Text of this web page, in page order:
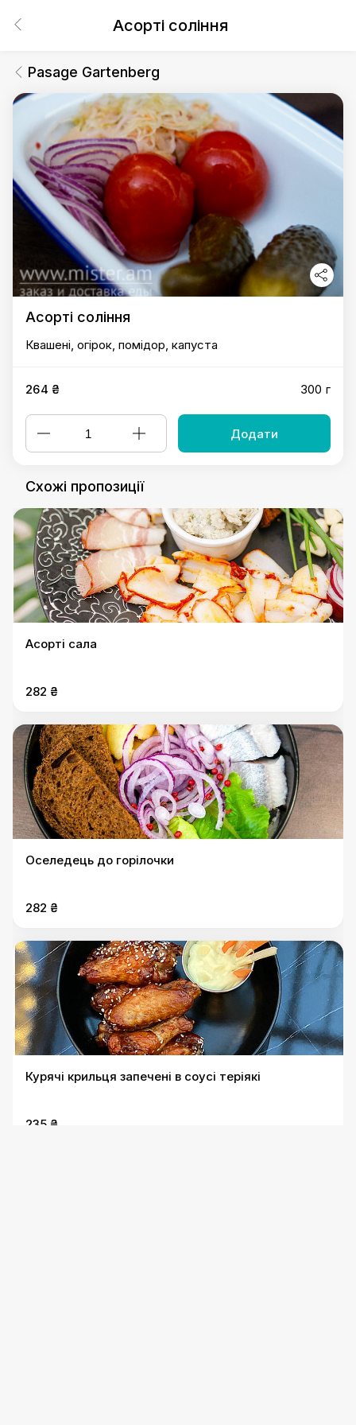
Асорті соління
Pasage Gartenberg
Асорті соління
Квашені, огірок, помідор, капуста
264 ₴ 300 г
Додати
Схожі пропозиції
Асорті сала
282 ₴
Оселедець до горілочки
282 ₴
Курячі крильця запечені в соусі теріякі
235 ₴